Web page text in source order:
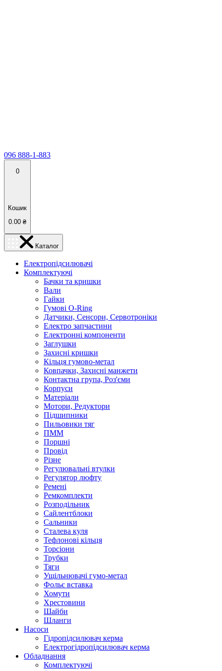
096 888-1-883
0
Кошик
0.00 ₴
Каталог
Електропідсилювачі
Комплектуючі
Бачки та кришки
Вали
Гайки
Гумові O-Ring
Датчики, Сенсори, Сервотроніки
Електро запчастини
Електронні компоненти
Заглушки
Захисні кришки
Кільця гумово-метал
Ковпачки, Захисні манжети
Контактна група, Роз'єми
Корпуси
Матеріали
Мотори, Редуктори
Підшипники
Пильовики тяг
ПММ
Поршні
Провід
Різне
Регулювальні втулки
Регулятор люфту
Ремені
Ремкомплекти
Розподільник
Сайлентблоки
Сальники
Сталева куля
Тефлонові кільця
Торсіони
Трубки
Тяги
Ущільнювачі гумо-метал
Фольє вставка
Хомути
Хрестовини
Шайби
Шланги
Насоси
Гідропідсилювач керма
Електрогідропідсилювач керма
Обладнання
Комплектуючі